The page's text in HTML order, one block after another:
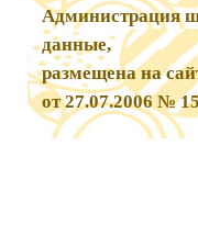
Администрация
данные,
размещена на
от 27.07.2006 №